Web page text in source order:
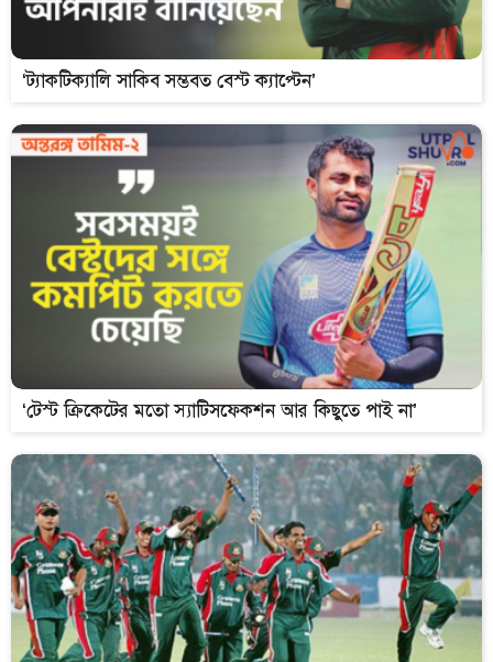
‘ট্যাকটিক্যালি সাকিব সম্ভবত বেস্ট ক্যাপ্টেন’
‘টেস্ট ক্রিকেটের মতো স্যাটিসফেকশন আর কিছুতে পাই না’